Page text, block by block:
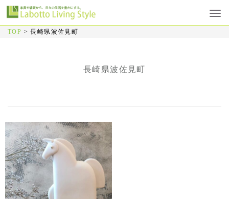
TOP >長崎県波佐見町
長崎県波佐見町